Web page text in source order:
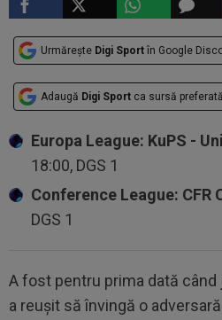
Urmărește Digi Sport în Google
Adaugă Digi Sport ca sursă
Europa League: KuPS -
18:00, DGS 1
Conference League: CFR
DGS 1
A fost pentru prima dată când
a reușit să învingă o